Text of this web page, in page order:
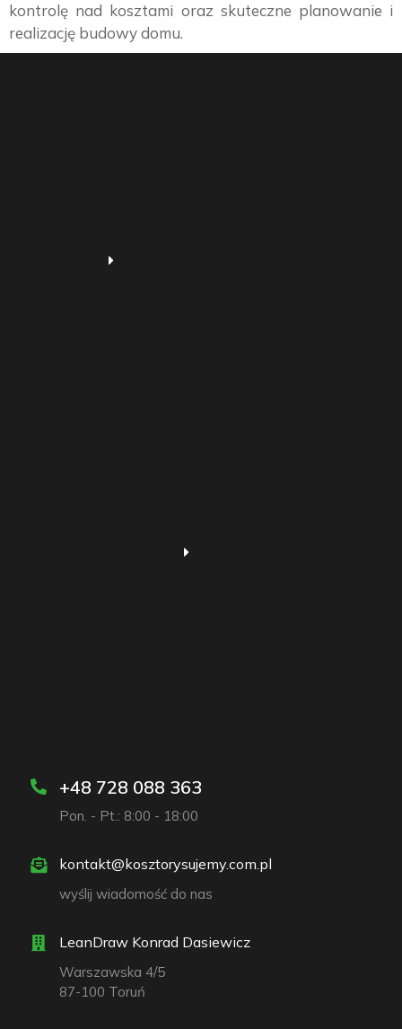
kontrolę nad kosztami oraz skuteczne planowanie i
realizację budowy domu.
+48 728 088 363
Pon. - Pt.: 8:00 - 18:00
kontakt@kosztorysujemy.com.pl
wyślij wiadomość do nas
LeanDraw Konrad Dasiewicz
Warszawska 4/5
87-100 Toruń